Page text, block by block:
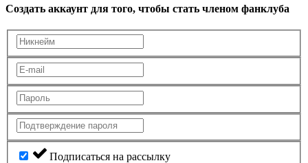
Создать аккаунт для того, чтобы стать членом фанклуба
Подписаться на рассылку